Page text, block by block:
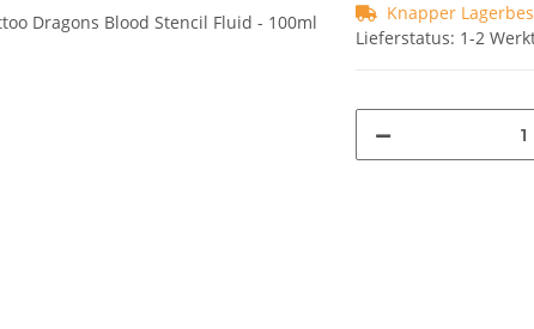
Knapper
Lieferstatus: 1-2